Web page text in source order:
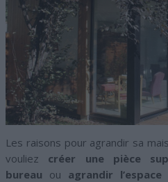
Les raisons pour agrandir sa
vouliez créer une pièce
bureau ou agrandir